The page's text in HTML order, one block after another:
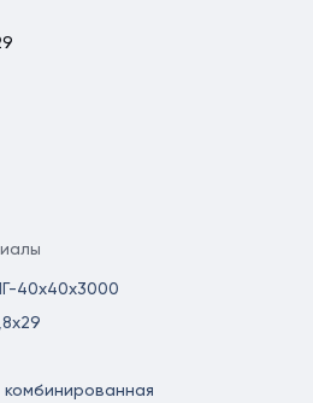
40х40х3000
комбинированная